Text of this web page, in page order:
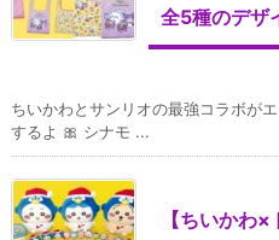
全5種のデザ
ちいかわとサンリオの最強コラボが
するよ 🎀 シナモ ...
【ちいかわ